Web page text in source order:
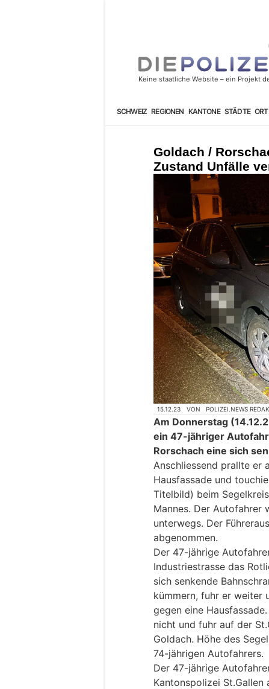
SCHWEIZ REGIONEN KANTONE STÄDTE
Goldach /
Zustand Unfälle
15.12.23 VON POLIZEI.NEWS
Am Donnerstag
ein 47-jähriger
Rorschach eine sich
Anschliessend prallte er
Hausfassade und
Titelbild) beim
Mannes. Der Autofahrer
unterwegs. Der
abgenommen.
Der 47-jährige
Industriestrasse das
sich senkende
kümmern, fuhr er weiter
gegen eine
nicht und fuhr auf der
Goldach. Höhe des
74-jährigen Autofahrers.
Der 47-jährige
Kantonspolizei St.Gallen